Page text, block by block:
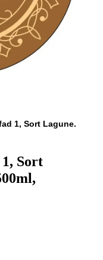
1, Sort Lagune.
Sort